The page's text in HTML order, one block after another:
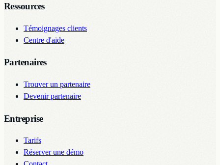
Ressources
Témoignages clients
Centre d'aide
Partenaires
Trouver un partenaire
Devenir partenaire
Entreprise
Tarifs
Réserver une démo